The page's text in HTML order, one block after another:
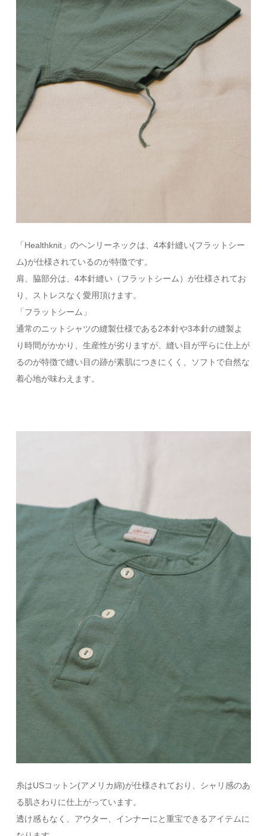
「Healthknit」のヘンリーネックは、4本針縫い(フラットシー
ム)が仕様されているのが特徴です。
肩、脇部分は、4本針縫い（フラットシーム）が仕様されてお
り、ストレスなく愛用頂けます。
「フラットシーム」
通常のニットシャツの縫製仕様である2本針や3本針の縫製よ
り時間がかかり、生産性が劣りますが、縫い目が平らに仕上が
るのが特徴で縫い目の跡が素肌につきにくく、ソフトで自然な
着心地が味わえます。
糸はUSコットン(アメリカ綿)が仕様されており、シャリ感のあ
る肌さわりに仕上がっています。
透け感もなく、アウター、インナーにと重宝できるアイテムに